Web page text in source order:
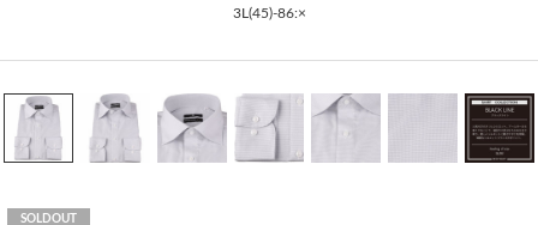
3L(45)-86:×
SOLDOUT